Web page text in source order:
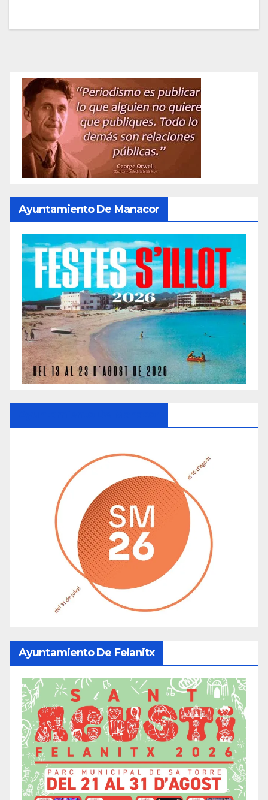
Ayuntamiento De Manacor
Ayuntamiento De Felanitx